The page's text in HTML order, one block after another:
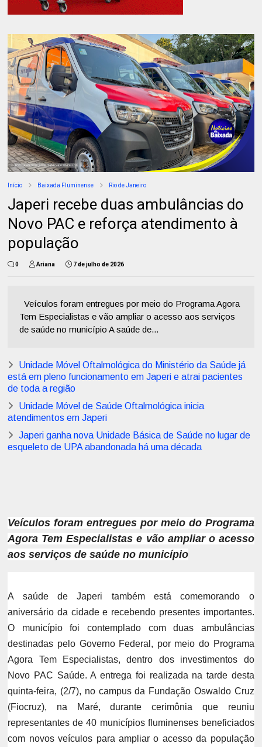
Início Baixada Fluminense Rio de Janeiro
Japeri recebe duas ambulâncias do
Novo PAC e reforça atendimento à
população
0 Ariana 7 de julho de 2026
Veículos foram entregues por meio do Programa Agora
Tem Especialistas e vão ampliar o acesso aos serviços
de saúde no município A saúde de...
Unidade Móvel Oftalmológica do Ministério da Saúde já
está em pleno funcionamento em Japeri e atrai pacientes
de toda a região
Unidade Móvel de Saúde Oftalmológica inicia
atendimentos em Japeri
Japeri ganha nova Unidade Básica de Saúde no lugar de
esqueleto de UPA abandonada há uma década
Veículos foram entregues por meio do Programa
Agora Tem Especialistas e vão ampliar o acesso
aos serviços de saúde no município
A saúde de Japeri também está comemorando o
aniversário da cidade e recebendo presentes importantes.
O município foi contemplado com duas ambulâncias
destinadas pelo Governo Federal, por meio do Programa
Agora Tem Especialistas, dentro dos investimentos do
Novo PAC Saúde. A entrega foi realizada na tarde desta
quinta-feira, (2/7), no campus da Fundação Oswaldo Cruz
(Fiocruz), na Maré, durante cerimônia que reuniu
representantes de 40 municípios fluminenses beneficiados
com novos veículos para ampliar o acesso da população